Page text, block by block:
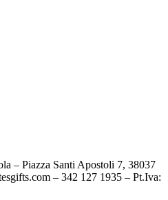
– Piazza Santi Apostoli 7, 38037
– 342 127 1935 – Pt.Iva: